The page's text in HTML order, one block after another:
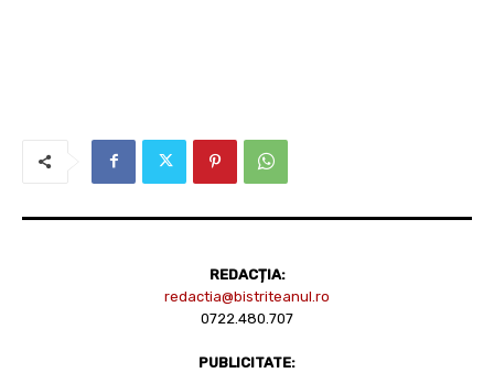
REDACȚIA:
redactia@bistriteanul.ro
0722.480.707
PUBLICITATE: